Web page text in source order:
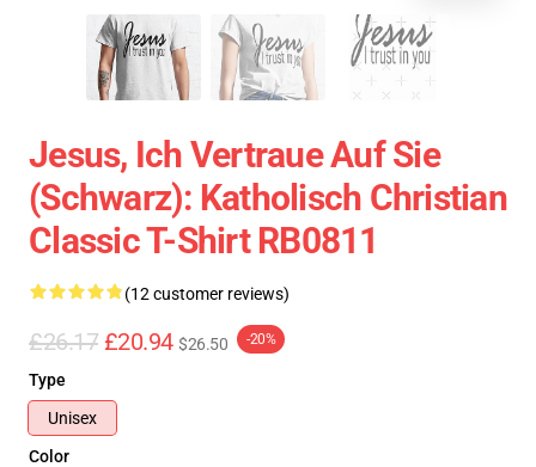
Jesus, Ich Vertraue Auf Sie
(schwarz): Katholisch Christian
Classic T-Shirt RB0811
(12 customer reviews)
£26.17 £20.94 $26.50 -20%
Type
Unisex
Color